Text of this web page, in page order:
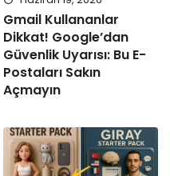
Gmail Kullananlar
Dikkat! Google’dan
Güvenlik Uyarısı: Bu E-
Postaları Sakın
Açmayın